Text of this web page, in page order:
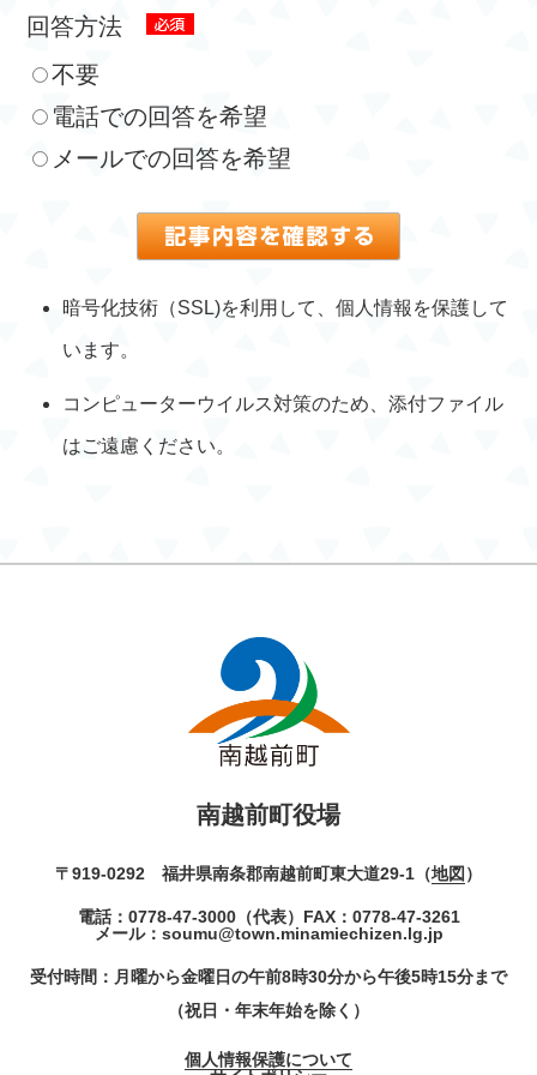
回答方法
不要
電話での回答を希望
メールでの回答を希望
暗号化技術（SSL)を利用して、個人情報を保護して
います。
コンピューターウイルス対策のため、添付ファイル
はご遠慮ください。
南越前町役場
〒919-0292 福井県南条郡南越前町東大道29-1（地図 ）
電話： 0778-47-3000（代表） FAX：0778-47-3261
メール： soumu@town.minamiechizen.lg.jp
受付時間：月曜から金曜日の午前8時30分から午後5時15分まで
（祝日・年末年始を除く）
個人情報保護について